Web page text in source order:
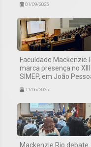
01/09/2025
Faculdade Mackenzie
marca presença no XIII
SIMEP, em João
11/06/2025
Mackenzie Rio debate